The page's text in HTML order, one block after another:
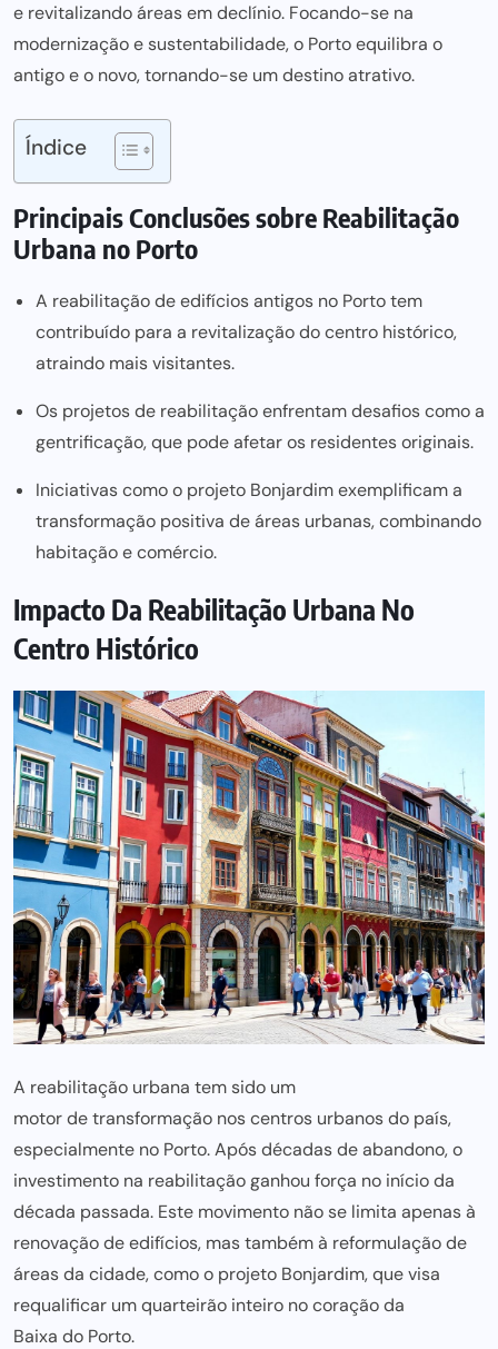
e revitalizando áreas em declínio. Focando-se na
modernização e sustentabilidade, o Porto equilibra o
antigo e o novo, tornando-se um destino atrativo.
Índice
Principais Conclusões sobre Reabilitação
Urbana no Porto
A reabilitação de edifícios antigos no Porto tem
contribuído para a revitalização do centro histórico,
atraindo mais visitantes.
Os projetos de reabilitação enfrentam desafios como a
gentrificação, que pode afetar os residentes originais.
Iniciativas como o projeto Bonjardim exemplificam a
transformação positiva de áreas urbanas, combinando
habitação e comércio.
Impacto Da Reabilitação Urbana No
Centro Histórico
A reabilitação urbana tem sido um
motor de transformação nos centros urbanos do país,
especialmente no Porto. Após décadas de abandono, o
investimento na reabilitaçãoganhou força no início da
década passada. Este movimento não se limita apenas à
renovação de edifícios, mas também à reformulação de
áreas da cidade, como o projeto Bonjardim, que visa
requalificar um quarteirão inteiro no coração da
Baixa do Porto.